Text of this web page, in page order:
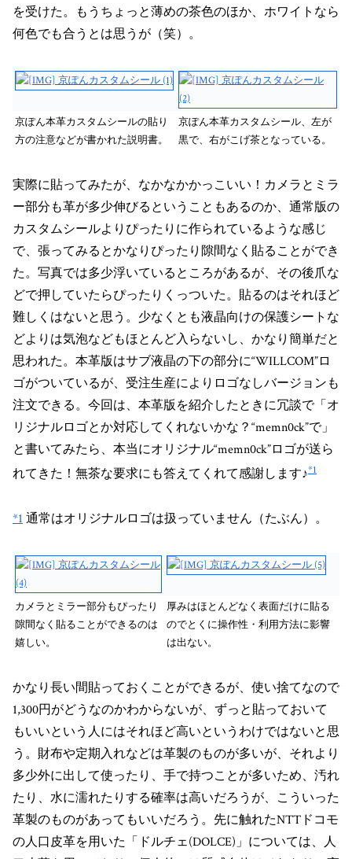
を受けた。もうちょっと薄めの茶色のほか、ホワイトなら
何色でも合うとは思うが（笑）。
京ぽん本革カスタムシールの貼り
方の注意などが書かれた説明書。
京ぽん本革カスタムシール、左が
黒で、右がこげ茶となっている。
実際に貼ってみたが、なかなかかっこいい！カメラとミラ
ー部分も革が多少伸びるということもあるのか、通常版の
カスタムシールよりぴったりに作られているような感じ
で、張ってみるとかなりぴったり隙間なく貼ることができ
た。写真では多少浮いているところがあるが、その後爪な
どで押していたらぴったりくっついた。貼るのはそれほど
難しくはないと思う。少なくとも液晶向けの保護シートな
どよりは気泡などもほとんど入らないし、かなり簡単だと
思われた。本革版はサブ液晶の下の部分に“WILLCOM”ロ
ゴがついているが、受注生産によりロゴなしバージョンも
注文できる。今回は、本革版を紹介したときに冗談で「オ
リジナルロゴとか対応してくれないかな？“memn0ck”で」
と書いてみたら、本当にオリジナル“memn0ck”ロゴが送ら
れてきた！無茶な要求にも答えてくれて感謝します♪*1
*1 通常はオリジナルロゴは扱っていません（たぶん）。
カメラとミラー部分もぴったり
隙間なく貼ることができるのは
嬉しい。
厚みはほとんどなく表面だけに貼る
のでとくに操作性・利用方法に影響
は出ない。
かなり長い間貼っておくことができるが、使い捨てなので
1,300円がどうなのかわからないが、ずっと貼っておいて
もいいという人にはそれほど高いというわけではないと思
う。財布や定期入れなどは革製のものが多いが、それより
多少外に出して使ったり、手で持つことが多いため、汚れ
たり、水に濡れたりする確率は高いだろうが、こういった
革製のものがあってもいいだろう。先に触れたNTTドコモ
の人口皮革を用いた「ドルチェ(DOLCE)」については、人